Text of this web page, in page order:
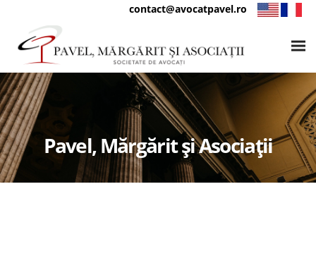
contact@avocatpavel.ro
Pavel, Mărgărit și Asociații